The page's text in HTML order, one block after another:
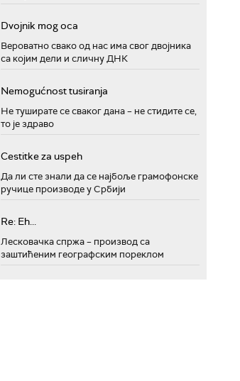
Dvojnik mog oca
Вероватно свако од нас има свог двојника
са којим дели и сличну ДНК
Nemogućnost tusiranja
Не туширате се сваког дана – не стидите се,
то је здраво
Cestitke za uspeh
Да ли сте знали да се најбоље грамофонске
ручице производе у Србији
Re: Eh...
Лесковачка спржа – производ са
заштићеним географским пореклом